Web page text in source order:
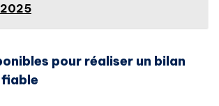
pour réaliser un bilan